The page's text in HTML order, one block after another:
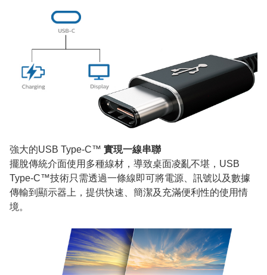
強大的USB Type-C™ 實現一線串聯
擺脫傳統介面使用多種線材，導致桌面凌亂不堪，USB
Type-C™技術只需透過一條線即可將電源、訊號以及數據
傳輸到顯示器上，提供快速、簡潔及充滿便利性的使用情
境。